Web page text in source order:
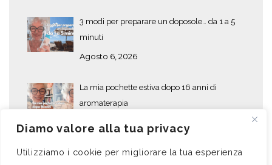
Diamo valore alla tua privacy
Utilizziamo i cookie per migliorare la tua esperienza
3 modi per preparare un doposole… da 1 a 5
minuti
Agosto 6, 2026
La mia pochette estiva dopo 16 anni di
aromaterapia
Agosto 3, 2026
Le stagioni dell’aromaterapia